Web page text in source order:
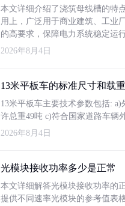
本文详细介绍了浇筑母线槽的特
用上，广泛用于商业建筑、工业
的高要求，保障电力系统稳定运行
2026年8月4日
13米平板车的标准尺寸和载
13米平板车主要技术参数包括:
许总重49吨 c)符合国家道路车辆
2026年8月4日
光模块接收功率多少是正常
本文详细解答光模块接收功率的
提供不同速率光模块的参考值表